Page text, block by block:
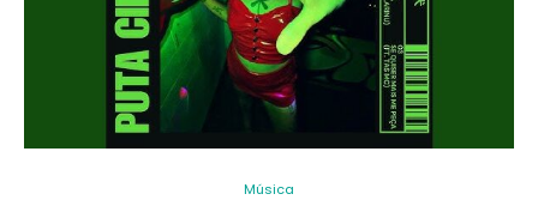
Música